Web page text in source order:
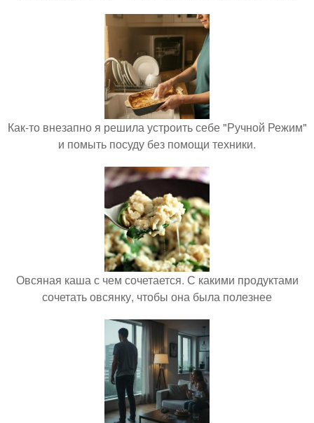
Как-то внезапно я решила устроить себе "Ручной Режим"
и помыть посуду без помощи техники.
Овсяная каша с чем сочетается. С какими продуктами
сочетать овсянку, чтобы она была полезнее